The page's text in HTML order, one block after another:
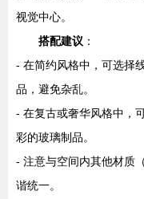
视觉中心。
搭配建议 ：
- 在简约风格中，可选择
品，避免杂乱。
- 在复古或奢华风格中，
彩的玻璃制品。
- 注意与空间内其他材质
谐统一。